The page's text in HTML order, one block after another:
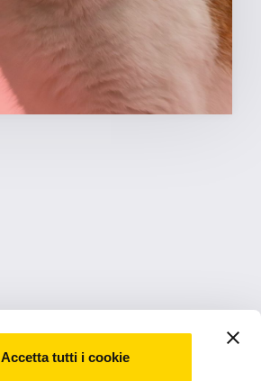
Accetta tutti i cookie